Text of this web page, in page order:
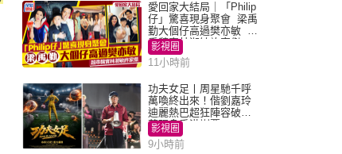
愛回家大結局｜「Philip
仔」驚喜現身聚會 梁禹
勤大個仔高過樊亦敏 超
乖黐實林淑敏許家傑
影視圈
11小時前
功夫女足丨周星馳千呼
萬喚終出來！偕劉嘉玲
迪麗熱巴超狂陣容破天
荒現身香港謝票
影視圈
9小時前